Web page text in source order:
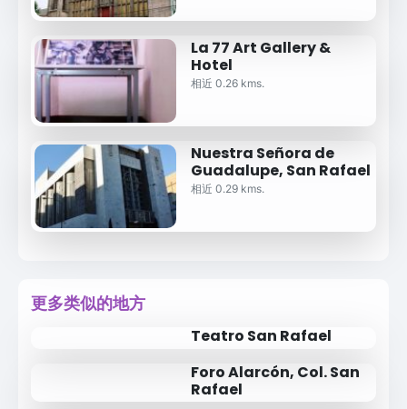
La 77 Art Gallery &
Hotel
相近 0.26 kms.
Nuestra Señora de
Guadalupe, San Rafael
相近 0.29 kms.
更多类似的地方
Teatro San Rafael
Foro Alarcón, Col. San
Rafael